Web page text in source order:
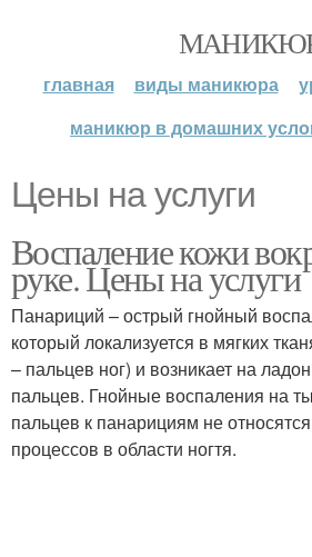
главная виды маникюра
маникюр в домашних
Цены на услуги
Воспаление кожи
руке. Цены на услуги
Панариций – острый гнойный
который локализуется в мягких
– пальцев ног) и возникает на
пальцев. Гнойные воспаления на
пальцев к панарициям не
процессов в области ногтя.